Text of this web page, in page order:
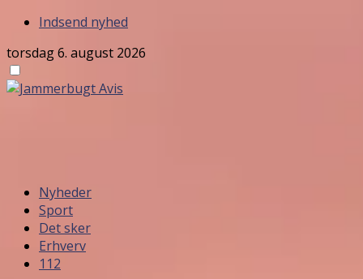
Indsend nyhed
torsdag 6. august 2026
Nyheder
Sport
Det sker
Erhverv
112